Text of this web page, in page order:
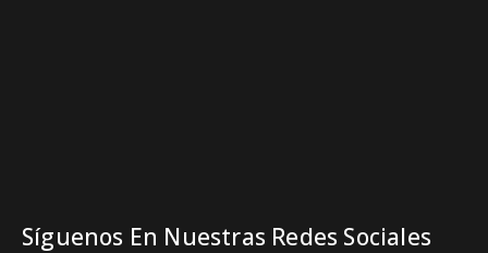
Síguenos En Nuestras Redes Sociales